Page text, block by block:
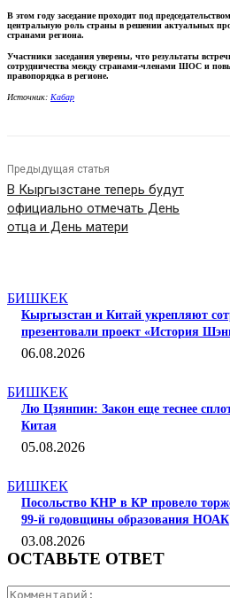
В этом году заседание проходит под
центральную роль страны в решении актуальных
странами региона.
Участники заседания уверены, что результаты
сотрудничества между странами-членами ШОС и
правопорядка в регионе.
Источник: Кабар
Предыдущая статья
В Кыргызстане теперь будут
официально отмечать День
отца и День матери
БИШКЕК
Кыргызстан и Китай укрепляют
презентовали проект «История
06.08.2026
БИШКЕК
Лю Цзянпин: Закон еще теснее
Китая
05.08.2026
БИШКЕК
Посольство КНР в КР провело
99-й годовщины образования НОАК
03.08.2026
ОСТАВЬТЕ ОТВЕТ